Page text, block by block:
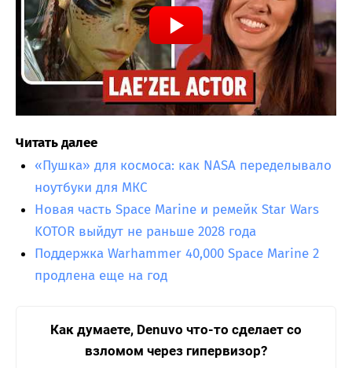
Читать далее
«Пушка» для космоса: как NASA переделывало
ноутбуки для МКС
Новая часть Space Marine и ремейк Star Wars
KOTOR выйдут не раньше 2028 года
Поддержка Warhammer 40,000 Space Marine 2
продлена еще на год
Как думаете, Denuvo что-то сделает со
взломом через гипервизор?